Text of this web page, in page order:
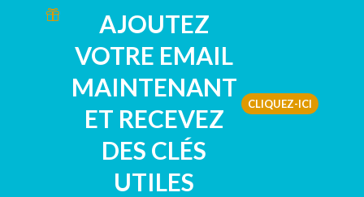

AJOUTEZ
VOTRE EMAIL
MAINTENANT
ET RECEVEZ
DES CLÉS
UTILES
CLIQUEZ-ICI